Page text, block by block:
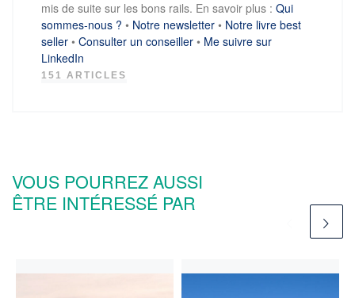
mis de suite sur les bons rails. En savoir plus : Qui
sommes-nous ? • Notre newsletter • Notre livre best
seller •Consulter un conseiller • Me suivre sur
LinkedIn
151 ARTICLES
VOUS POURREZ AUSSI
ÊTRE INTÉRESSÉ PAR